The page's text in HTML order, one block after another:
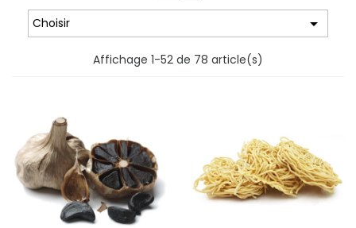
Choisir 
Affichage 1-52 de 78 article(s)